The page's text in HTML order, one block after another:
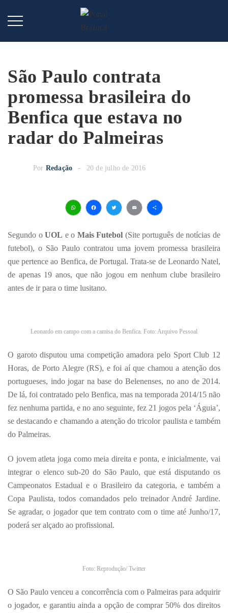
São Paulo contrata
promessa brasileira do
Benfica que estava no
radar do Palmeiras
Por Redação 20 de julho de 2016
Segundo oUOL e o Mais Futebol (Site português de notícias de
futebol), o São Paulo contratou uma jovem promessa brasileira
que pertence ao Benfica, de Portugal. Trata-se de Leonardo Natel,
de apenas 19 anos, que não jogou em nenhum clube brasileiro
antes de ir para o time lusitano.
Leonardo em campo com a camisa do Benfica. Foto: Arquivo Pessoal
O garoto disputou uma competição amadora pelo Sport Club 12
Horas, de Porto Alegre (RS), e foi aí que chamou a atenção dos
portugueses, indo jogar na base do Belenenses, no ano de 2014.
De lá, foi contratado pelo Benfica, mas na temporada 2014/15 não
fez nenhuma partida, e no ano seguinte, fez 21 jogos pela ‘Águia’,
se destacando e chamando a atenção do tricolor paulista e também
do Palmeiras.
O jovem atleta joga como meia direita e ponta, e inicialmente, vai
integrar o elenco sub-20 do São Paulo, que está disputando os
Campeonatos Estadual e o Brasileiro da categoria, e também a
Copa Paulista, todos comandados pelo treinador André Jardine.
Se agradar, o jogador que tem contrato com o time até Junho/17,
poderá ser alçado ao profissional.
Foto: Reprodução/ Twitter
O São Paulo venceu a concorrência com o Palmeiras para adquirir
o jogador, e garantiu ainda a opção de comprar 50% dos direitos